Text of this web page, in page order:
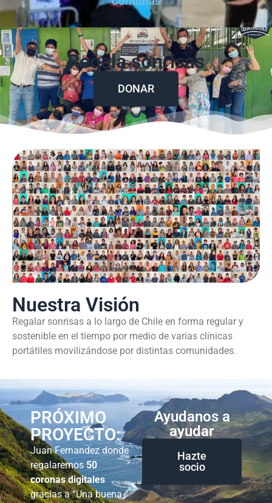
Regala sonrisas
DONAR
Nuestra Visión
Regalar sonrisas a lo largo de Chile en forma regular y
sostenible en el tiempo por medio de varias clínicas
portátiles movilizándose por distintas comunidades.
PRÓXIMO
PROYECTO:
Juan Fernandez donde
regalaremos 50
coronas digitales
gracias a “Una buena
Ayudanos a
ayudar
Hazte
socio